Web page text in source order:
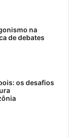
na
de debates
os desafios